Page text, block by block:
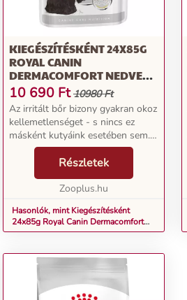
KIEGÉSZÍTÉSKÉNT 24X85G
ROYAL CANIN
DERMACOMFORT NEDVES
KUTYATÁP
10 690 Ft 10980 Ft
Az irritált bőr bizony gyakran okoz
kellemetlenséget - s nincs ez
másként kutyáink esetében sem.
Tudta, hogy a legtöbbször
bőrproblémákkal fordulnak
állatorvoshoz? Egy érzékeny
viszkető bőrfelület odá...
Részletek
Zooplus.hu
Hasonlók, mint Kiegészítésként
24x85g Royal Canin Dermacomfort
nedves kutyatáp